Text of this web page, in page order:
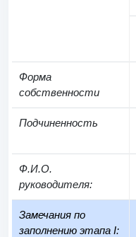
Форма
собственности
Подчиненность
Ф.И.О.
руководителя:
Замечания по
заполнению этапа I: